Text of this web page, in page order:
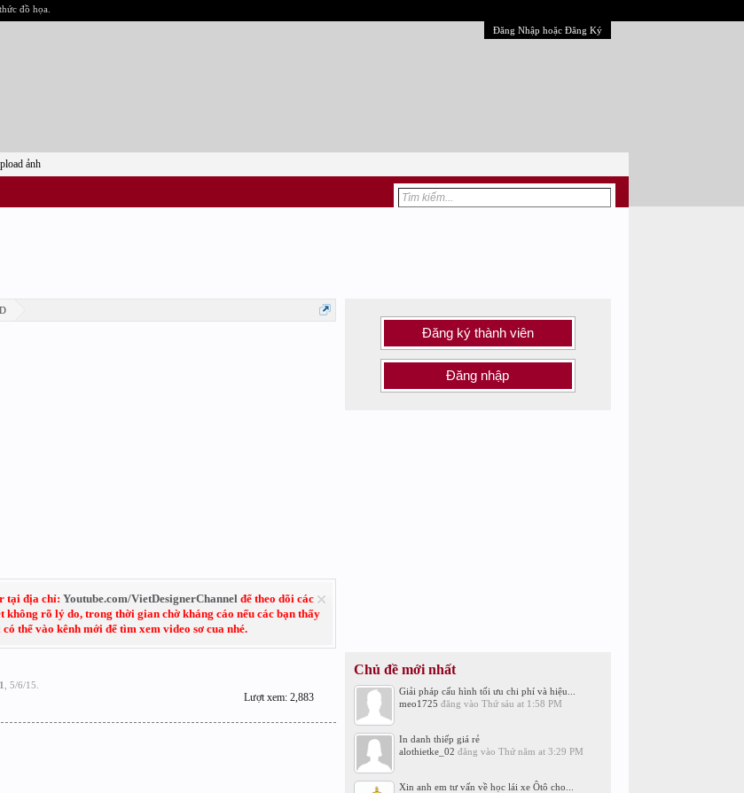
đồ họa.
Đăng Nhập hoặc Đăng Ký
tại địa chỉ: Youtube.com/VietDesignerChannelđể theo dõi các
không rõ lý do, trong thời gian chờ kháng cáo nếu các bạn thấy
thể vào kênh mới để tìm xem video sơ cua nhé.
5/6/15
Lượt xem: 2,883
Đăng ký thành viên
Đăng nhập
Chủ đề mới nhất
Giải pháp cấu hình tối ưu chi phí và hiệu...
meo1725 đăng vào Thứ sáu at 1:58 PM
In danh thiếp giá rẻ
alothietke_02 đăng vào Thứ năm at 3:29 PM
Xin anh em tư vấn về học lái xe Ôtô cho...
ảnh